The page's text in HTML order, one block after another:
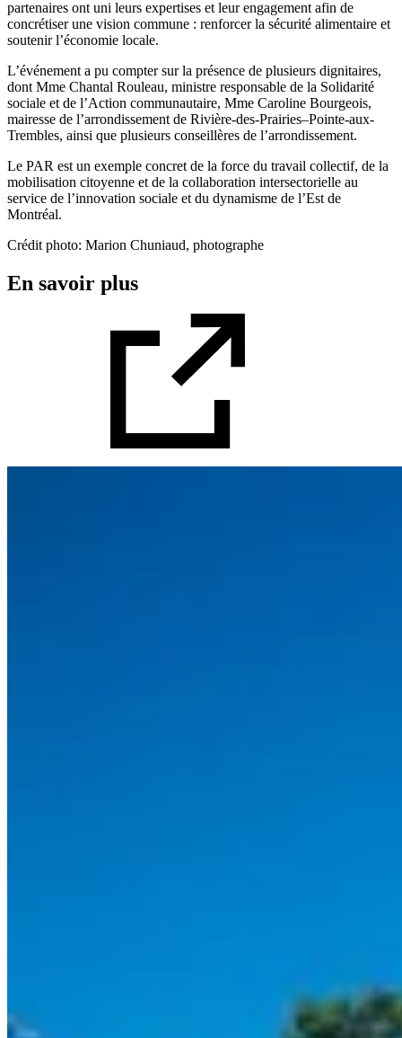
partenaires ont uni leurs expertises et leur engagement afin de
concrétiser une vision commune : renforcer la sécurité alimentaire et
soutenir l’économie locale.
L’événement a pu compter sur la présence de plusieurs dignitaires,
dont Mme Chantal Rouleau, ministre responsable de la Solidarité
sociale et de l’Action communautaire, Mme Caroline Bourgeois,
mairesse de l’arrondissement de Rivière-des-Prairies–Pointe-aux-
Trembles, ainsi que plusieurs conseillères de l’arrondissement.
Le PAR est un exemple concret de la force du travail collectif, de la
mobilisation citoyenne et de la collaboration intersectorielle au
service de l’innovation sociale et du dynamisme de l’Est de
Montréal.
Crédit photo: Marion Chuniaud, photographe
En savoir plus